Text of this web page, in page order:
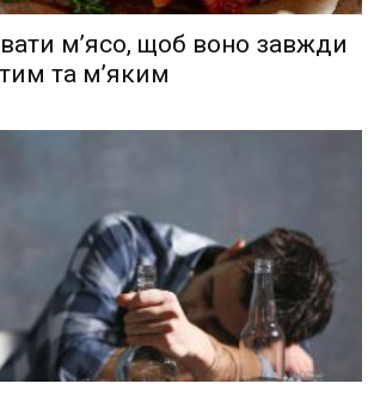
м’ясо, щоб воно завжди
та м’яким